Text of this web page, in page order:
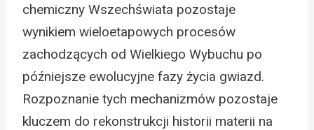
chemiczny Wszechświata pozostaje
wynikiem wieloetapowych procesów
zachodzących od Wielkiego Wybuchu po
późniejsze ewolucyjne fazy życia gwiazd.
Rozpoznanie tych mechanizmów pozostaje
kluczem do rekonstrukcji historii materii na